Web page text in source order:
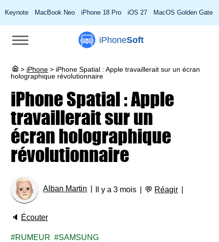
Keynote MacBook Neo iPhone 18 Pro iOS 27 MacOS Golden Gate
iPhoneSoft
> iPhone > iPhone Spatial : Apple travaillerait sur un écran
holographique révolutionnaire
iPhone Spatial : Apple
travaillerait sur un
écran holographique
révolutionnaire
Alban Martin Il y a 3 mois 💬 Réagir
🔈 Écouter
RUMEUR SAMSUNG